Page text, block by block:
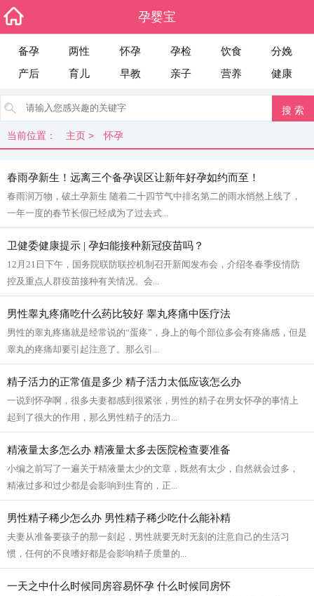
孕婴宝
备孕 两性 怀孕 孕检 饮食
分娩
产后
育儿 早教 亲子 营养 健康
当前位置： 主页 > 怀孕
春雨孕新生！远离三个备孕误区让新年好孕如约而至！
春雨润万物，破土孕新生 随着二十四节气中排名第二的雨水悄然上线了，
一年一度的春节长假已经成为了过去式...
卫健委健康提示 | 孕妇能接种新冠疫苗吗？
12月21日下午，国务院联防联控机制召开新闻发布会，介绍冬春季疫情防
控及重点人群疫苗接种有关情况。会...
男性睾丸疼痛吃什么药比较好 睾丸疼痛中医疗法
男性的睾丸疼痛就是经常说的“蛋疼”，身上的每个部位多会有疼痛感，但是
睾丸的疼痛却要引起注意了。那么引...
精子活力的正常值是多少 精子活力太低应该怎么办
一说到怀孕啊，很多夫妻都感到很紧张，男性的精子在男女怀孕的事情上
起到了很大的作用，那么男性精子的活力...
精液量太多怎么办 精液量太多去医院检查要准备
小编之前写了一遍关于精液量太少的文章，既然有太少，自然就会过多，
精液过多和过少都是会影响到生育的，正...
男性精子稀少怎么办 男性精子稀少吃什么能补精
夫妻从准备要孩子的那一刻起，男性就要无时无刻的注意自己的生活习
惯，任何的不良嗜好都是会影响精子质量的...
一天之中什么时候同房容易怀孕 什么时候同房怀